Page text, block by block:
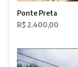
Ponte Preta
R$ 2.400,00